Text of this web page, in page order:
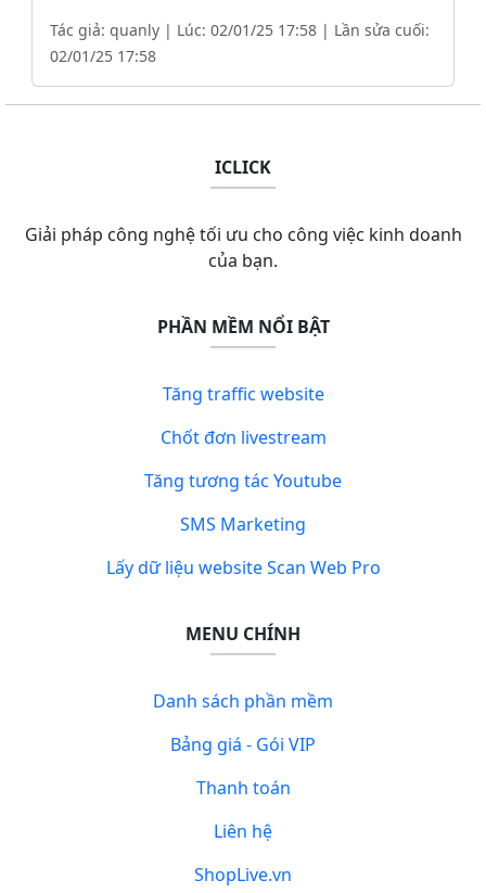
Tác giả: quanly | Lúc: 02/01/25 17:58 | Lần sửa cuối:
02/01/25 17:58
ICLICK
Giải pháp công nghệ tối ưu cho công việc kinh doanh
của bạn.
PHẦN MỀM NỔI BẬT
Tăng traffic website
Chốt đơn livestream
Tăng tương tác Youtube
SMS Marketing
Lấy dữ liệu website Scan Web Pro
MENU CHÍNH
Danh sách phần mềm
Bảng giá - Gói VIP
Thanh toán
Liên hệ
ShopLive.vn